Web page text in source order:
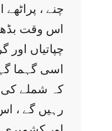
چنے ،
اس وقت بڈھا
چپاتیاں
اسی گہما
کہ شملے کی
رہیں گے ،